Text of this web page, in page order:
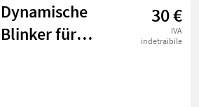
Dynamische
Blinker für
30 €
IVA
indetraibile